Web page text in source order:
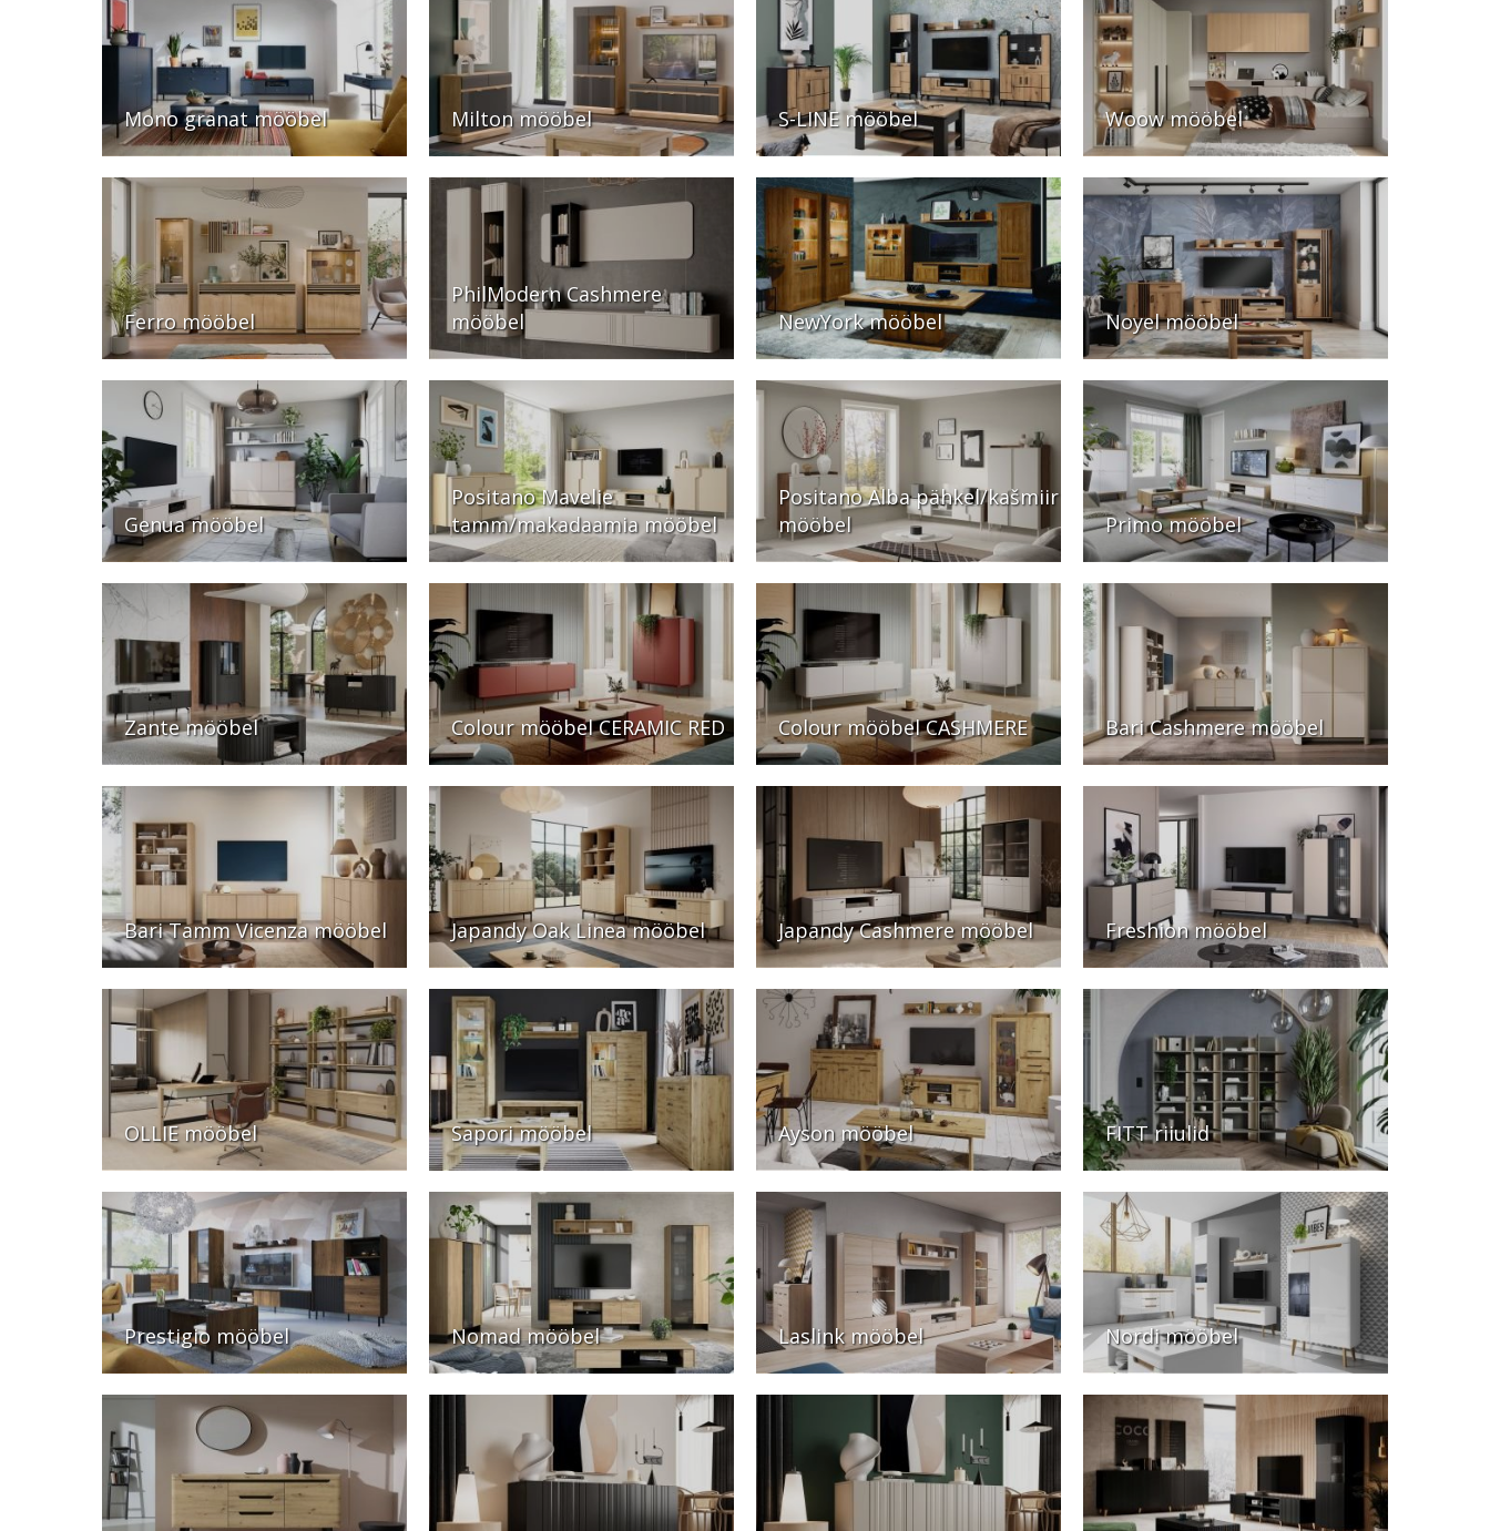
Mono granat mööbel Milton mööbel S-LINE mööbel Woow mööbel
Ferro mööbel
PhilModern Cashmere
mööbel
NewYork mööbel Noyel mööbel
Genua mööbel
Positano Mavelie
tamm/makadaamia mööbel
Positano Alba pähkel/kašmiir
mööbel
Primo mööbel
Zante mööbel Colour mööbel CERAMIC RED Colour mööbel CASHMERE Bari Cashmere mööbel
Bari Tamm Vicenza mööbel Japandy Oak Linea mööbel Japandy Cashmere mööbel Freshion mööbel
OLLIE mööbel Sapori mööbel Ayson mööbel FITT riiulid
Prestigio mööbel Nomad mööbel Laslink mööbel Nordi mööbel